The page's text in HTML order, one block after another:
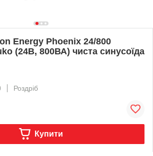
Energy Phoenix 24/800
(24В, 800ВА) чиста синусоїда
Роздріб
Купити